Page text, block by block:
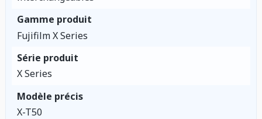
Gamme produit
Fujifilm X Series
Série produit
X Series
Modèle précis
X-T50